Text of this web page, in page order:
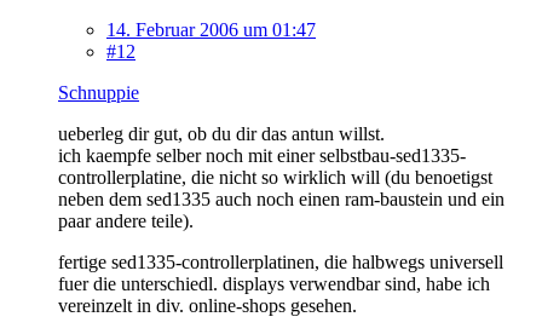
14. Februar 2006 um 01:47
#12
Schnuppie
ueberleg dir gut, ob du dir das antun willst.
ich kaempfe selber noch mit einer selbstbau-sed1335-
controllerplatine, die nicht so wirklich will (du benoetigst
neben dem sed1335 auch noch einen ram-baustein und ein
paar andere teile).
fertige sed1335-controllerplatinen, die halbwegs universell
fuer die unterschiedl. displays verwendbar sind, habe ich
vereinzelt in div. online-shops gesehen.